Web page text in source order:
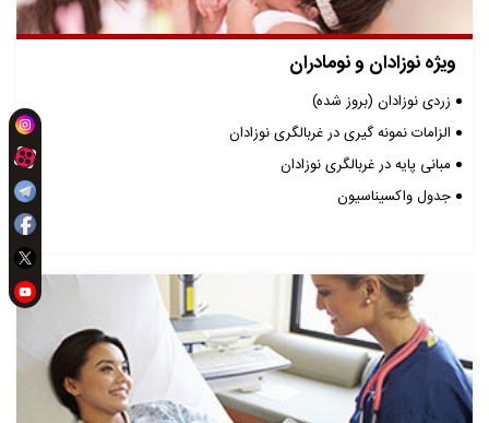
ویژه نوزادان و نومادران
زردی نوزادان (بروز شده)
الزامات نمونه گیری در غربالگری نوزادان
مبانی پایه در غربالگری نوزادان
جدول واکسیناسیون